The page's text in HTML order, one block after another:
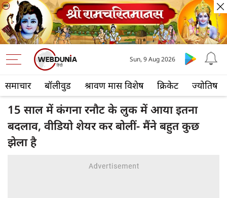
समाचार बॉलीवुड श्रावण मास विशेष क्रिकेट ज्योतिष
Sun, 9 Aug 2026
15 साल में कंगना रनौट के लुक में आया इतना
बदलाव, वीडियो शेयर कर बोलीं- मैंने बहुत कुछ
झेला है